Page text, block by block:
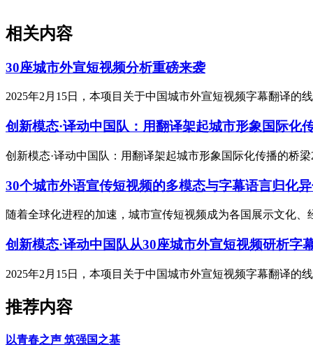
相关内容
30座城市外宣短视频分析重磅来袭
2025年2月15日，本项目关于中国城市外宣短视频字幕翻译的
创新模态·译动中国队：用翻译架起城市形象国际化
创新模态·译动中国队：用翻译架起城市形象国际化传播的桥
30个城市外语宣传短视频的多模态与字幕语言归化
随着全球化进程的加速，城市宣传短视频成为各国展示文化
创新模态·译动中国队从30座城市外宣短视频研析字
2025年2月15日，本项目关于中国城市外宣短视频字幕翻译
推荐内容
以青春之声 筑强国之基